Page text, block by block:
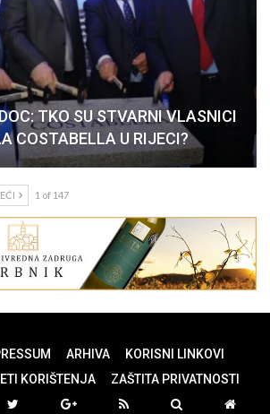
TKO SU STVARNI VLASNICI
COSTABELLA U RIJECI?
1 of 147
ARHIVA
KORISNI LINKOVI
KORIŠTENJA ZAŠTITA PRIVATNOSTI